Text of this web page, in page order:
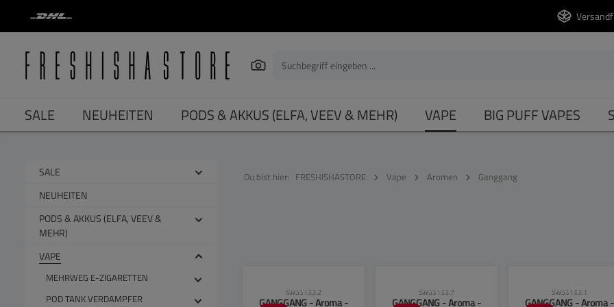
Zur Hauptnavigation springen
SALE NEUHEITEN PODS & AKKUS (ELFA, VEEV & MEHR) VAPE BIG PUFF VAPES
SALE
NEUHEITEN
PODS & AKKUS (ELFA, VEEV &
MEHR)
VAPE
MEHRWEG E-ZIGARETTEN
POD TANK VERDAMPFER
Du bist hier: FRESHISHASTORE Vape Aromen Ganggang
CLP-Hinweise beachten!
SW55133.2
GANGGANG - Aroma -
CLP-Hinweise beachten!
SW55133.7
GANGGANG - Aroma -
CLP-Hinweise beachten!
SW55133.1
GANGGANG - Aroma -